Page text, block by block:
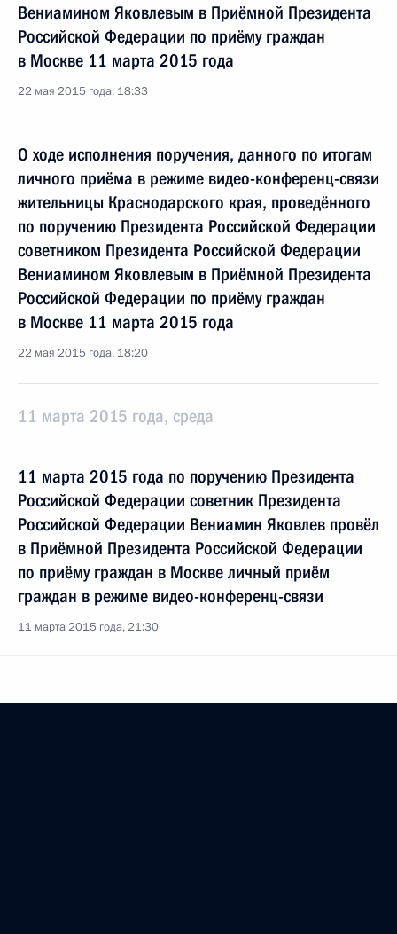
Вениамином Яковлевым в Приёмной Президента
Российской Федерации по приёму граждан
в Москве 11 марта 2015 года
22 мая 2015 года, 18:33
О ходе исполнения поручения, данного по итогам
личного приёма в режиме видео-конференц-связи
жительницы Краснодарского края, проведённого
по поручению Президента Российской Федерации
советником Президента Российской Федерации
Вениамином Яковлевым в Приёмной Президента
Российской Федерации по приёму граждан
в Москве 11 марта 2015 года
22 мая 2015 года, 18:20
11 марта 2015 года, среда
11 марта 2015 года по поручению Президента
Российской Федерации советник Президента
Российской Федерации Вениамин Яковлев провёл
в Приёмной Президента Российской Федерации
по приёму граждан в Москве личный приём
граждан в режиме видео-конференц-связи
11 марта 2015 года, 21:30